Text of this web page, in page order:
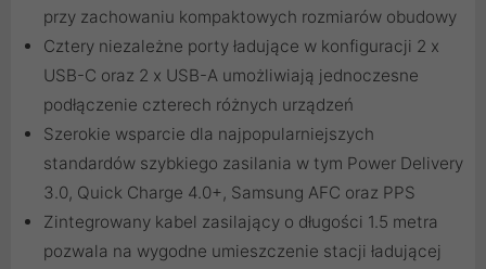
przy zachowaniu kompaktowych rozmiarów obudowy
Cztery niezależne porty ładujące w konfiguracji 2 x
USB-C oraz 2 x USB-A umożliwiają jednoczesne
podłączenie czterech różnych urządzeń
Szerokie wsparcie dla najpopularniejszych
standardów szybkiego zasilania w tym Power Delivery
3.0, Quick Charge 4.0+, Samsung AFC oraz PPS
Zintegrowany kabel zasilający o długości 1.5 metra
pozwala na wygodne umieszczenie stacji ładującej